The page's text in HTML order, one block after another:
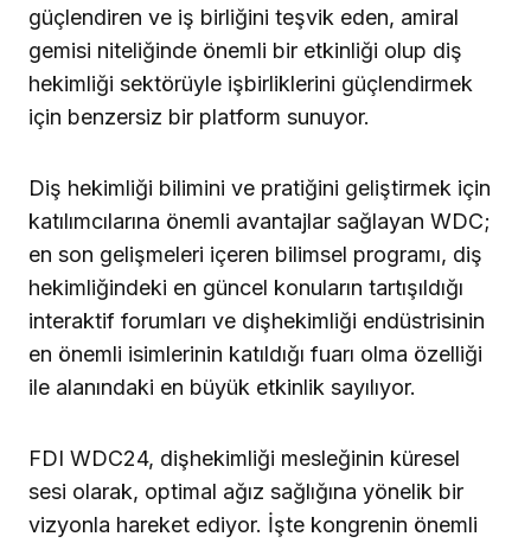
güçlendiren ve iş birliğini teşvik eden, amiral
gemisi niteliğinde önemli bir etkinliği olup diş
hekimliği sektörüyle işbirliklerini güçlendirmek
için benzersiz bir platform sunuyor.
Diş hekimliği bilimini ve pratiğini geliştirmek için
katılımcılarına önemli avantajlar sağlayan WDC;
en son gelişmeleri içeren bilimsel programı, diş
hekimliğindeki en güncel konuların tartışıldığı
interaktif forumları ve dişhekimliği endüstrisinin
en önemli isimlerinin katıldığı fuarı olma özelliği
ile alanındaki en büyük etkinlik sayılıyor.
FDI WDC24, dişhekimliği mesleğinin küresel
sesi olarak, optimal ağız sağlığına yönelik bir
vizyonla hareket ediyor. İşte kongrenin önemli